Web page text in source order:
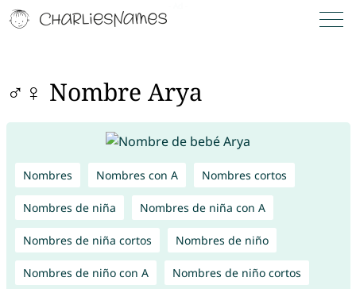
♂♀ Nombre Arya
Nombres Nombres con A Nombres cortos
Nombres de niña Nombres de niña con A
Nombres de niña cortos Nombres de niño
Nombres de niño con A Nombres de niño cortos